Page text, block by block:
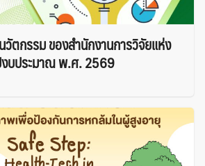
วัตกรรม ของสำนักงานการวิจัยแห่ง
งบประมาณ พ.ศ. 2569